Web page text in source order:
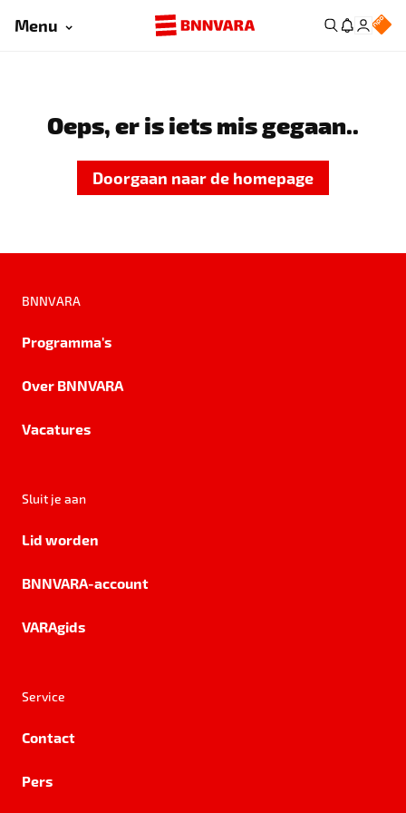
Menu
Oeps, er is iets mis gegaan..
Doorgaan naar de homepage
BNNVARA
Programma's
Over BNNVARA
Vacatures
Sluit je aan
Lid worden
BNNVARA-account
VARAgids
Service
Contact
Pers